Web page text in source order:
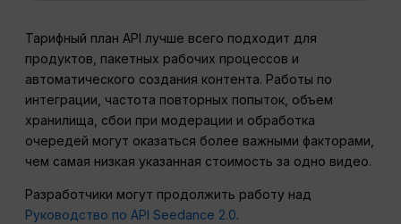
Тарифный план API лучше всего подходит для
продуктов, пакетных рабочих процессов и
автоматического создания контента. Работы по
интеграции, частота повторных попыток, объем
хранилища, сбои при модерации и обработка
очередей могут оказаться более важными факторами,
чем самая низкая указанная стоимость за одно видео.
Разработчики могут продолжить работу над
Руководство по API Seedance 2.0.